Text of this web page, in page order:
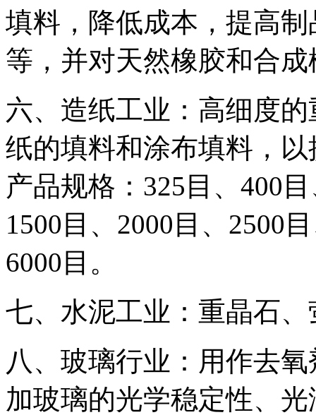
填料，降低成本，提高
等，并对天然橡胶和合
六、造纸工业：高细度
纸的填料和涂布填料，
产品规格：325目、400
1500目、2000目、2500
6000目。
七、水泥工业：重晶石
八、玻璃行业：用作去
加玻璃的光学稳定性、